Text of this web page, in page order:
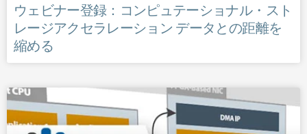
ウェビナー登録：コンピュテーショナル・スト
レージアクセラレーション データとの距離を
縮める